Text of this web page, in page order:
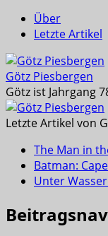
Über
Letzte Artikel
Götz Piesbergen
Götz ist Jahrgang
Letzte Artikel von
The Man in
Batman:
Unter